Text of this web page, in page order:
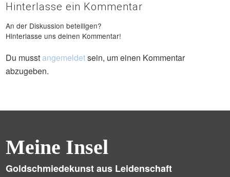
Hinterlasse ein Kommentar
An der Diskussion beteiligen?
Hinterlasse uns deinen Kommentar!
Du musst angemeldetsein, um einen Kommentar
abzugeben.
Meine Insel
Goldschmiedekunst aus Leidenschaft